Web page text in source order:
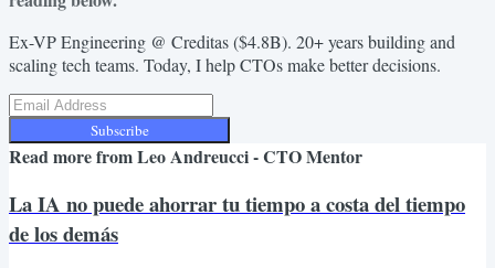
Ex-VP Engineering @ Creditas ($4.8B). 20+ years building and
scaling tech teams. Today, I help CTOs make better decisions.
Subscribe
Read more fromLeo Andreucci - CTO Mentor
La IA no puede ahorrar tu tiempo a costa del tiempo
de los demás